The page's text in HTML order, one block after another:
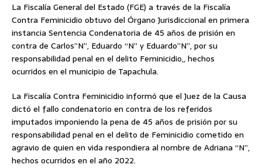
La Fiscalía General del Estado (FGE) a través de la Fiscalía
Contra Feminicidio obtuvo del Órgano Jurisdiccional en primera
instancia Sentencia Condenatoria de 45 años de prisión en
contra de Carlos”N”, Eduardo “N” y Eduardo”N”, por su
responsabilidad penal en el delito Feminicidio,, hechos
ocurridos en el municipio de Tapachula.
La Fiscalía Contra Feminicidio informó que el Juez de la Causa
dictó el fallo condenatorio en contra de los referidos
imputados imponiendo la pena de 45 años de prisión por su
responsabilidad penal en el delito de Feminicidio cometido en
agravio de quien en vida respondiera al nombre de Adriana “N”,
hechos ocurridos en el año 2022.